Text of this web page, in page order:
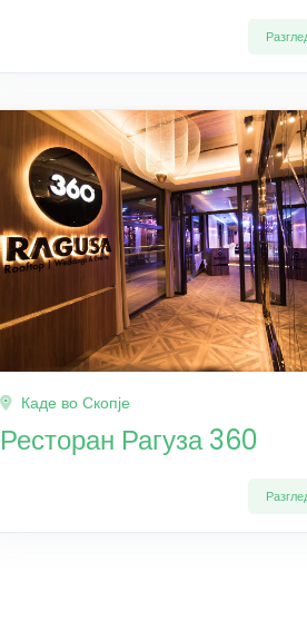
Каде во Скопје
Ресторан Рагуза 360